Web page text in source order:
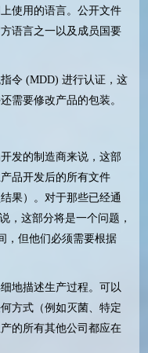
使用的语言。公开文件
语言之一以及成员国要
令(MDD) 进行认证，这
需要修改产品的包装。
发的制造商来说，这部
品开发后的所有文件
果）。对于那些已经通
，这部分将是一个问题，
，但他们必须需要根据
地描述生产过程。可以
方式（例如灭菌、特定
的所有其他公司都应在